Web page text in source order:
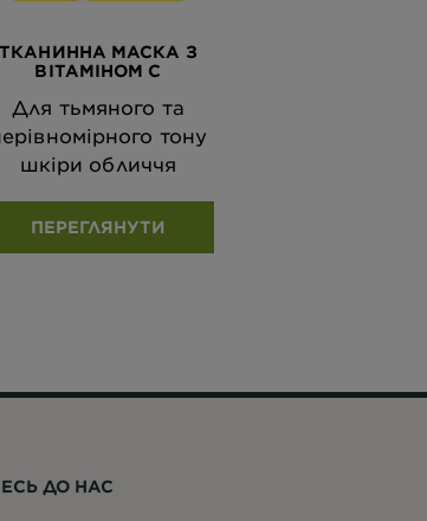
ТКАНИННА МАСКА З
ВІТАМІНОМ С
Для тьмяного та
тону
шкіри обличчя
ПЕРЕГЛЯНУТИ
ДО НАС